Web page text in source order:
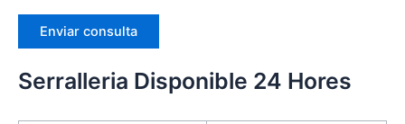
Serralleria Disponible 24 Hores